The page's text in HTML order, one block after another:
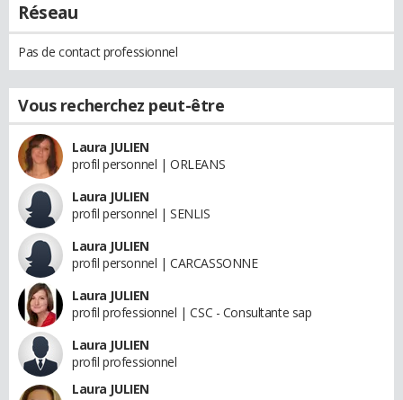
Réseau
Pas de contact professionnel
Vous recherchez peut-être
Laura JULIEN
profil personnel | ORLEANS
Laura JULIEN
profil personnel | SENLIS
Laura JULIEN
profil personnel | CARCASSONNE
Laura JULIEN
profil professionnel | CSC - Consultante sap
Laura JULIEN
profil professionnel
Laura JULIEN